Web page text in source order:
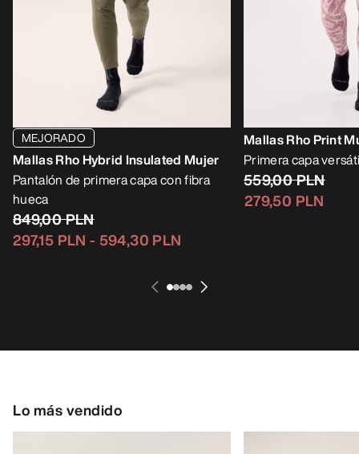
MEJORADO
Mallas Rho Hybrid Insulated Mujer
Pantalón de primera capa con fibra
hueca
849,00 PLN
297,15 PLN - 594,30 PLN
Mallas Rho Print
Primera capa
559,00 PLN
279,50 PLN
Lo más vendido